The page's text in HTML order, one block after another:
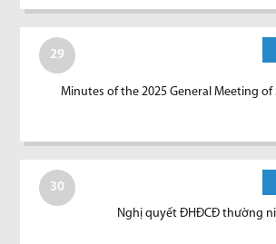
29
Minutes of the 2025 General Meeting of
30
Nghị quyết ĐHĐCĐ thường